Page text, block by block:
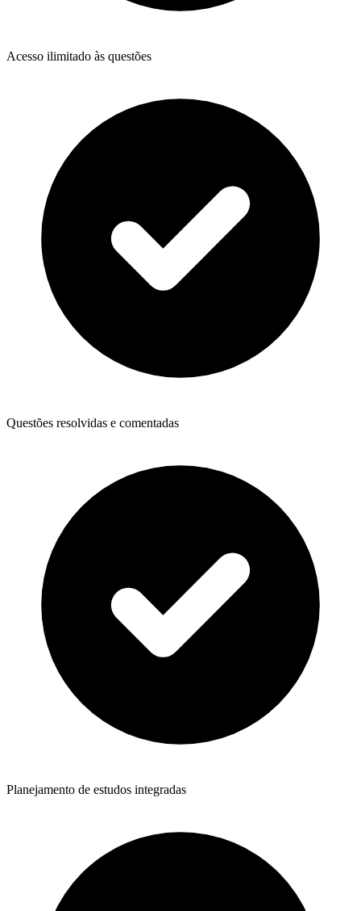
Acesso ilimitado às questões
Questões resolvidas e comentadas
Planejamento de estudos integradas